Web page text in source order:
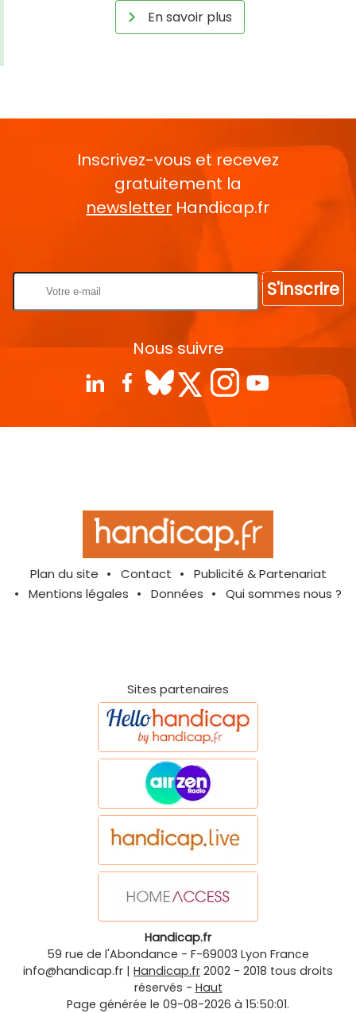
En savoir plus
Inscrivez-vous et recevez
gratuitement la
newsletter Handicap.fr
S'inscrire
Nous suivre
Plan du site Contact
Publicité & Partenariat
Mentions légales
Données Qui sommes nous ?
Sites partenaires
Handicap.fr
59 rue de l'Abondance - F-69003 Lyon France
info@handicap.fr | Handicap.fr 2002 - 2018 tous droits
réservés - Haut
Page générée le 09-08-2026 à 15:50:01.